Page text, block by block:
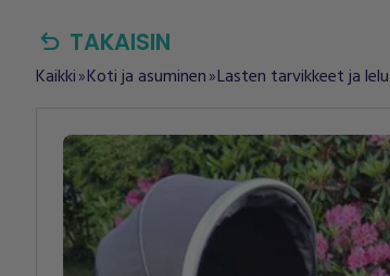
undo TAKAISIN
Kaikki double_arrowKoti ja asuminen double_arrowLasten tarvikkeet ja